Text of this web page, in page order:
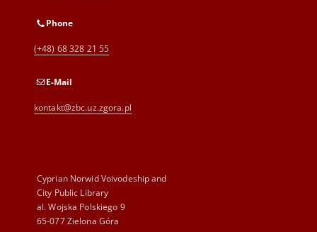
Phone
(+48) 68 328 21 55
E-Mail
kontakt@zbc.uz.zgora.pl
Cyprian Norwid Voivodeship and
City Public Library
al. Wojska Polskiego 9
65-077 Zielona Góra